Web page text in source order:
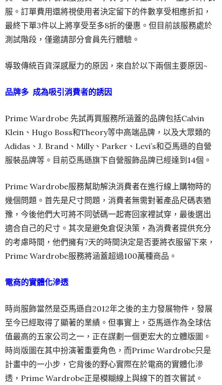
服。訂單費用還將視使用者決定留下的件數享受相應折扣，
最終下單3件以上將享受至多8折的優惠。但目前該服務處於
測試階段，僅邀請部分會員先行體驗。
導致傳統百貨深感壓力的原因，來自於以下兩個主要原因~
品牌多 成為吸引消費者的誘因
Prime Wardrobe 先試再買服務所涵蓋的品牌包括Calvin
Klein、Hugo Boss和Theory等中高端品牌，以及大眾類的
Adidas、J. Brand、Milly、Parker、Levi’s和亞馬遜的自營
服裝品牌等。目前亞馬遜旗下自營服飾品牌已經達到14個。
Prime Wardrobe服務幫助解決消費者在進行線上購物時的
幾個問題。首先是尺寸問題，消費者無需對著產品尺碼表猶
豫，今後他們大可將不同號碼一起寄回家裡試穿，最後選出
適合自己的尺寸。其次是避免倉促決策，為消費者提供充分
的考慮時間，他們擁有7天的時間決定是否要將衣服留下來，
Prime Wardrobe服務將涵蓋超過100萬種商品。
電商的實體化滲透
時尚服飾當然是亞馬遜自2012年之後的主力發展物件，發展
至今已經取得了顯著的業績。但事實上，亞馬遜作為全球估
值最高的五家公司之一，正在謀劃一個更宏大的立體版圖。
時尚版圖在其中扮演著重要角色，而Prime Wardrobe只是
計畫中的一小步，它背後的野心實際在於電商的實體化滲
透，Prime Wardrobe正是模糊線上與線下的首次嘗試。